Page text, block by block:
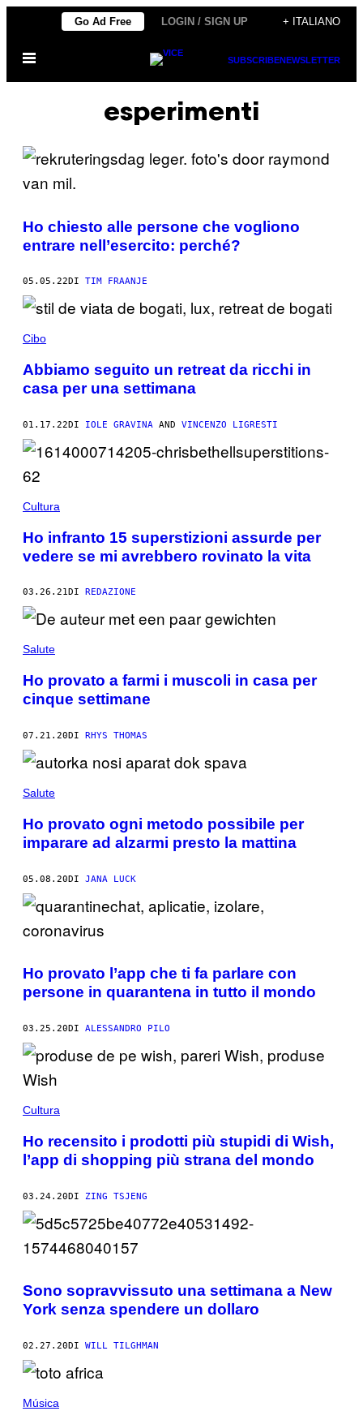
contenuto
Go Ad Free LOGIN / SIGN UP + ITALIANO
Apri
menu
SUBSCRIBENEWSLETTER
esperimenti
Ho chiesto alle persone che vogliono
entrare nell’esercito: perché?
05.05.22DI TIM FRAANJE
Cibo
Abbiamo seguito un retreat da ricchi in
casa per una settimana
01.17.22DI IOLE GRAVINA AND VINCENZO LIGRESTI
Cultura
Ho infranto 15 superstizioni assurde per
vedere se mi avrebbero rovinato la vita
03.26.21DI REDAZIONE
Salute
Ho provato a farmi i muscoli in casa per
cinque settimane
07.21.20DI RHYS THOMAS
Salute
Ho provato ogni metodo possibile per
imparare ad alzarmi presto la mattina
05.08.20DI JANA LUCK
Ho provato l’app che ti fa parlare con
persone in quarantena in tutto il mondo
03.25.20DI ALESSANDRO PILO
Cultura
Ho recensito i prodotti più stupidi di Wish,
l’app di shopping più strana del mondo
03.24.20DI ZING TSJENG
Sono sopravvissuto una settimana a New
York senza spendere un dollaro
02.27.20DI WILL TILGHMAN
Música